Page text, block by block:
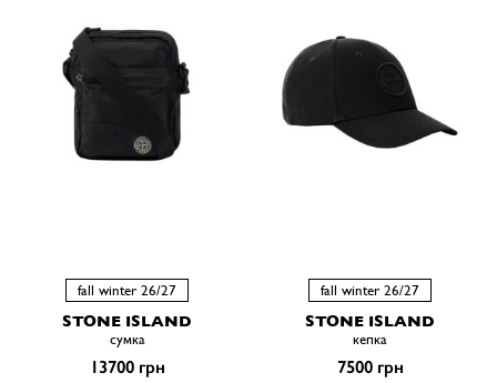
fall winter 26/27
STONE ISLAND
сумка
13700 грн
fall winter 26/27
STONE ISLAND
кепка
7500 грн